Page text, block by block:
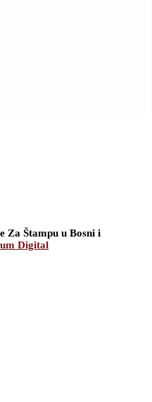
Za Štampu u Bosni i
Digital